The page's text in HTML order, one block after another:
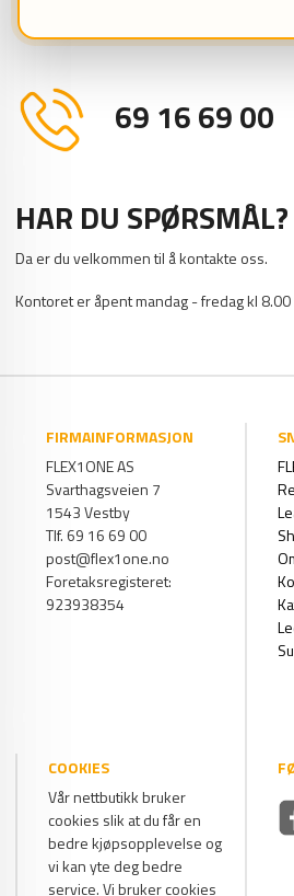
69 16 69 00
HAR DU SPØRSMÅL?
Da er du velkommen til å kontakte oss.
Kontoret er åpent mandag - fredag kl
FIRMAINFORMASJON
FLEX1ONE AS
Svarthagsveien 7
1543 Vestby
Tlf. 69 16 69 00
post@flex1one.no
Foretaksregisteret:
923938354
COOKIES
Vår nettbutikk bruker
cookies slik at du får en
bedre kjøpsopplevelse og
vi kan yte deg bedre
service. Vi bruker cookies